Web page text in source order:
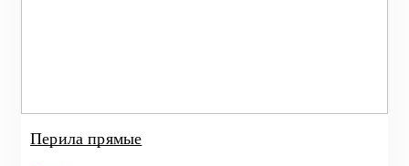
Перила прямые